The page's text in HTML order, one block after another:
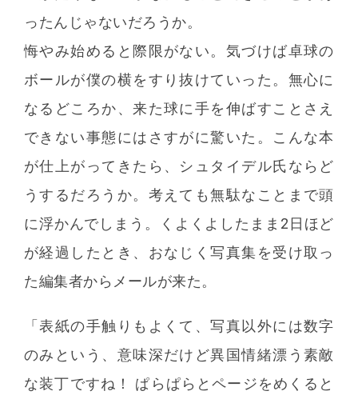
ったんじゃないだろうか。
悔やみ始めると際限がない。気づけば卓球の
ボールが僕の横をすり抜けていった。無心に
なるどころか、来た球に手を伸ばすことさえ
できない事態にはさすがに驚いた。こんな本
が仕上がってきたら、シュタイデル氏ならど
うするだろうか。考えても無駄なことまで頭
に浮かんでしまう。くよくよしたまま2日ほど
が経過したとき、おなじく写真集を受け取っ
た編集者からメールが来た。
「表紙の手触りもよくて、写真以外には数字
のみという、意味深だけど異国情緒漂う素敵
な装丁ですね！ ぱらぱらとページをめくると